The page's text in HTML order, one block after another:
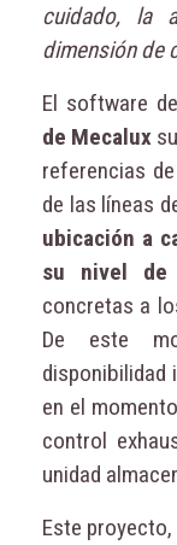
cuidado, la
dimensión de
El software
de Mecalux
referencias
de las líneas
ubicación a
su nivel de
concretas a
De este
disponibilidad
en el
control
unidad
Este